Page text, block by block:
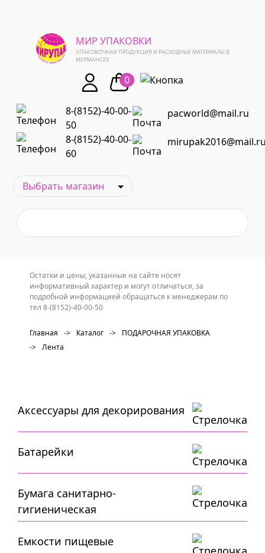
МИР УПАКОВКИ
УПАКОВОЧНАЯ ПРОДУКЦИЯ И РАСХОДНЫЕ МАТЕРИАЛЫ В
МУРМАНСКЕ
0
8-(8152)-40-00-
50
pacworld@mail.ru
8-(8152)-40-00-
60
Остатки и цены, указанные на сайте носят
информативный характер и могут отличаться, за
подробной информацией обращаться к менеджерам по
тел 8-(8152)-40-00-50
Главная -> Каталог ->
ПОДАРОЧНАЯ УПАКОВКА
-> Лента
Аксессуары для декорирования
Батарейки
Бумага санитарно-
гигиеническая
Емкости пищевые